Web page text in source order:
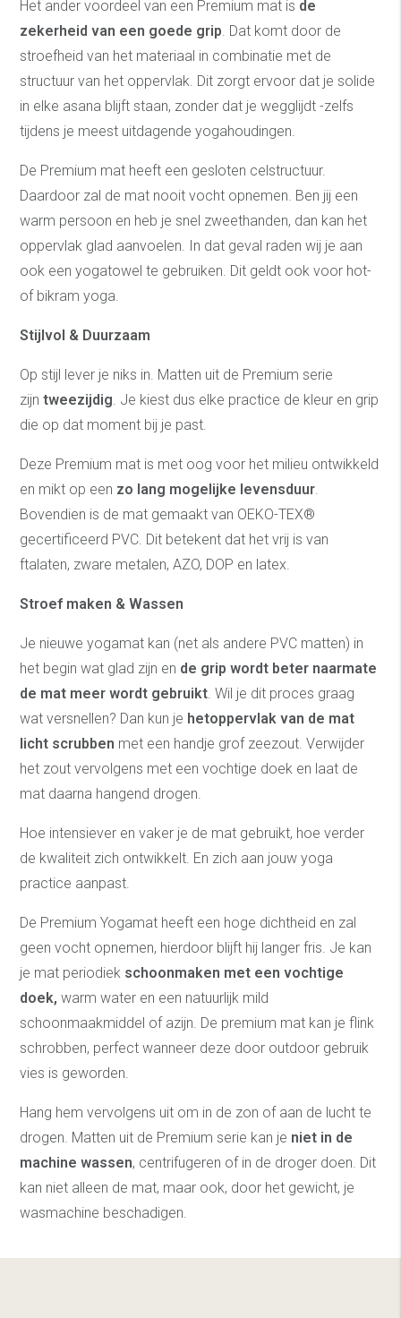
Het ander voordeel van een Premium mat is de
zekerheid van een goede grip. Dat komt door de
stroefheid van het materiaal in combinatie met de
structuur van het oppervlak. Dit zorgt ervoor dat je solide
in elke asana blijft staan, zonder dat je wegglijdt -zelfs
tijdens je meest uitdagende yogahoudingen.
De Premium mat heeft een gesloten celstructuur.
Daardoor zal de mat nooit vocht opnemen. Ben jij een
warm persoon en heb je snel zweethanden, dan kan het
oppervlak glad aanvoelen. In dat geval raden wij je aan
ook een yogatowel te gebruiken. Dit geldt ook voor hot-
of bikram yoga.
Stijlvol & Duurzaam
Op stijl lever je niks in. Matten uit de Premium serie
zijntweezijdig. Je kiest dus elke practice de kleur en grip
die op dat moment bij je past.
Deze Premium mat is met oog voor het milieu ontwikkeld
en mikt op een zo lang mogelijke levensduur.
Bovendien is de mat gemaakt van OEKO-TEX®
gecertificeerd PVC. Dit betekent dat het vrij is van
ftalaten, zware metalen, AZO, DOP en latex.
Stroef maken & Wassen
Je nieuwe yogamat kan (net als andere PVC matten) in
het begin wat glad zijn en de grip wordt beter naarmate
de mat meer wordt gebruikt. Wil je dit proces graag
wat versnellen? Dan kun je hetoppervlak van de mat
licht scrubben met een handje grof zeezout. Verwijder
het zout vervolgens met een vochtige doek en laat de
mat daarna hangend drogen.
Hoe intensiever en vaker je de mat gebruikt, hoe verder
de kwaliteit zich ontwikkelt. En zich aan jouw yoga
practice aanpast.
De Premium Yogamat heeft een hoge dichtheid en zal
geen vocht opnemen, hierdoor blijft hij langer fris. Je kan
je mat periodiek schoonmaken met een vochtige
doek,warm water en een natuurlijk mild
schoonmaakmiddel of azijn. De premium mat kan je flink
schrobben, perfect wanneer deze door outdoor gebruik
vies is geworden.
Hang hem vervolgens uit om in de zon of aan de lucht te
drogen. Matten uit de Premium serie kan je niet in de
machine wassen, centrifugeren of in de droger doen. Dit
kan niet alleen de mat, maar ook, door het gewicht, je
wasmachine beschadigen.